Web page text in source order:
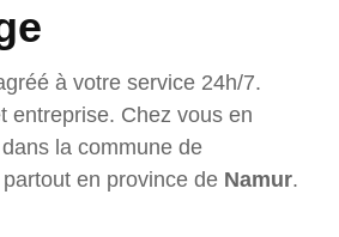
à votre service 24h/7.
entreprise. Chez vous en
la commune de
en province de Namur.